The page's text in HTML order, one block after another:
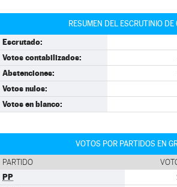
RESUMEN DEL ESCRUTINIO DE
Escrutado:
Votos contabilizados:
Abstenciones:
Votos nulos:
Votos en blanco:
VOTOS POR PARTIDOS EN
PARTIDO
PP